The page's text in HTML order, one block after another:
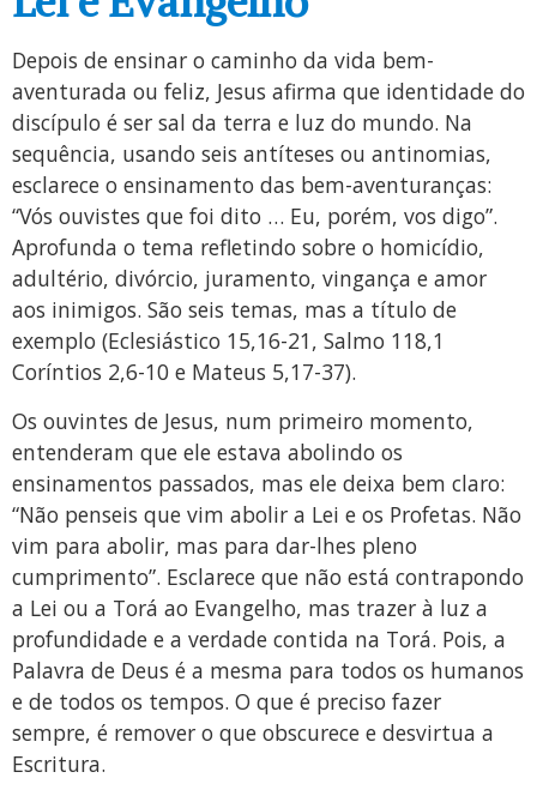
Depois de ensinar o caminho da vida bem-
aventurada ou feliz, Jesus afirma que identidade do
discípulo é ser sal da terra e luz do mundo. Na
sequência, usando seis antíteses ou antinomias,
esclarece o ensinamento das bem-aventuranças:
“Vós ouvistes que foi dito … Eu, porém, vos digo”.
Aprofunda o tema refletindo sobre o homicídio,
adultério, divórcio, juramento, vingança e amor
aos inimigos. São seis temas, mas a título de
exemplo (Eclesiástico 15,16-21, Salmo 118,1
Coríntios 2,6-10 e Mateus 5,17-37).
Os ouvintes de Jesus, num primeiro momento,
entenderam que ele estava abolindo os
ensinamentos passados, mas ele deixa bem claro:
“Não penseis que vim abolir a Lei e os Profetas. Não
vim para abolir, mas para dar-lhes pleno
cumprimento”. Esclarece que não está contrapondo
a Lei ou a Torá ao Evangelho, mas trazer à luz a
profundidade e a verdade contida na Torá. Pois, a
Palavra de Deus é a mesma para todos os humanos
e de todos os tempos. O que é preciso fazer
sempre, é remover o que obscurece e desvirtua a
Escritura.